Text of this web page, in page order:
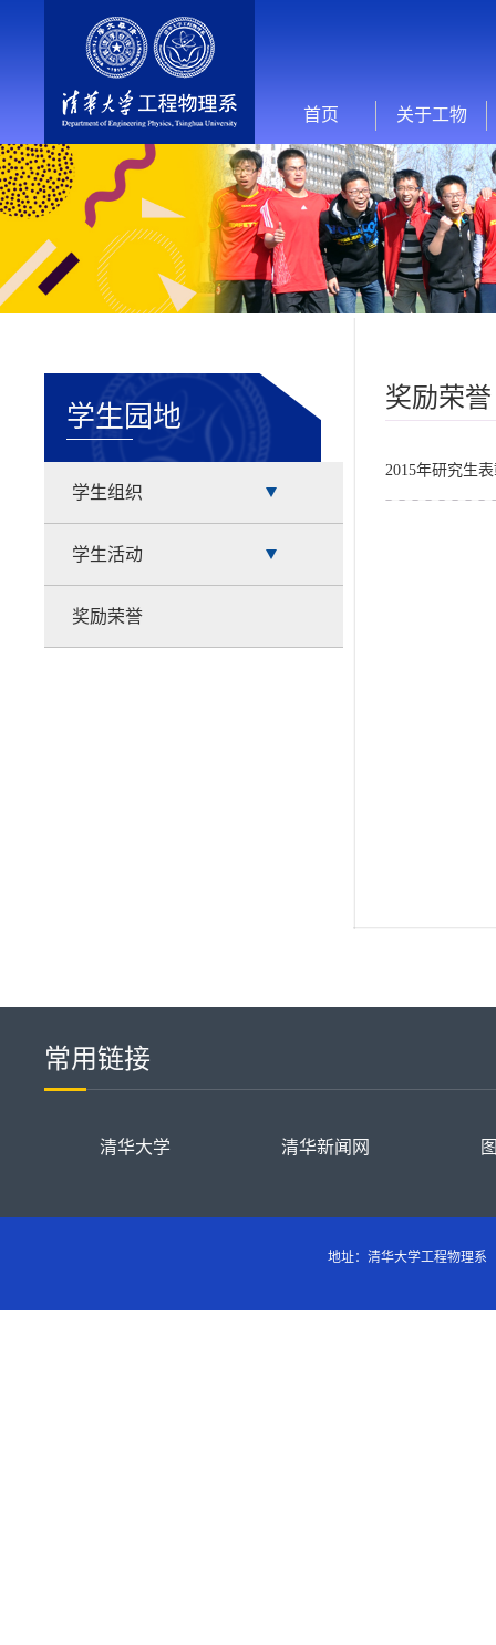
首页 关于工物
学生园地
学生组织
学生活动
奖励荣誉
奖励荣誉
2015年研究生
常用链接
清华大学 清华新闻网
地址：清华大学工程物理系